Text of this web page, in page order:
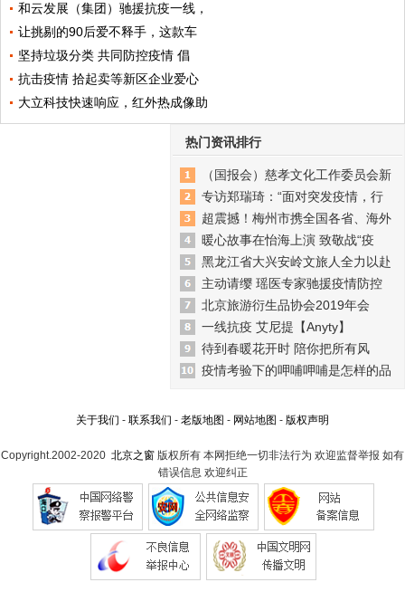
和云发展（集团）驰援抗疫一线，
让挑剔的90后爱不释手，这款车
坚持垃圾分类 共同防控疫情 倡
抗击疫情 拾起卖等新区企业爱心
大立科技快速响应，红外热成像助
热门资讯排行
（国报会）慈孝文化工作委员会新
专访郑瑞琦：“面对突发疫情，行
超震撼！梅州市携全国各省、海外
暖心故事在怡海上演 致敬战“疫
黑龙江省大兴安岭文旅人全力以赴
主动请缨 瑶医专家驰援疫情防控
北京旅游衍生品协会2019年会
一线抗疫 艾尼提【Anyty】
待到春暖花开时 陪你把所有风
疫情考验下的呷哺呷哺是怎样的品
关于我们 - 联系我们 - 老版地图 - 网站地图 - 版权声明
Copyright.2002-2020 北京之窗 版权所有 本网拒绝一切非法行为 欢迎监督举报 如有
错误信息 欢迎纠正